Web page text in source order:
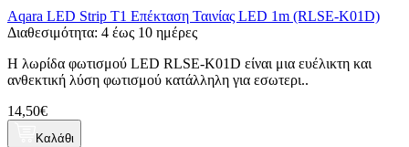
Aqara LED Strip T1 Επέκταση Ταινίας LED 1m (RLSE-K01D)
Διαθεσιμότητα: 4 έως 10 ημέρες
Η λωρίδα φωτισμού LED RLSE-K01D είναι μια ευέλικτη και
ανθεκτική λύση φωτισμού κατάλληλη για εσωτερι..
14,50€
Καλάθι